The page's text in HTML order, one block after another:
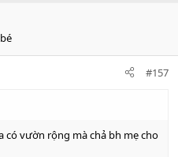
#157
có vườn rộng mà chả bh mẹ cho